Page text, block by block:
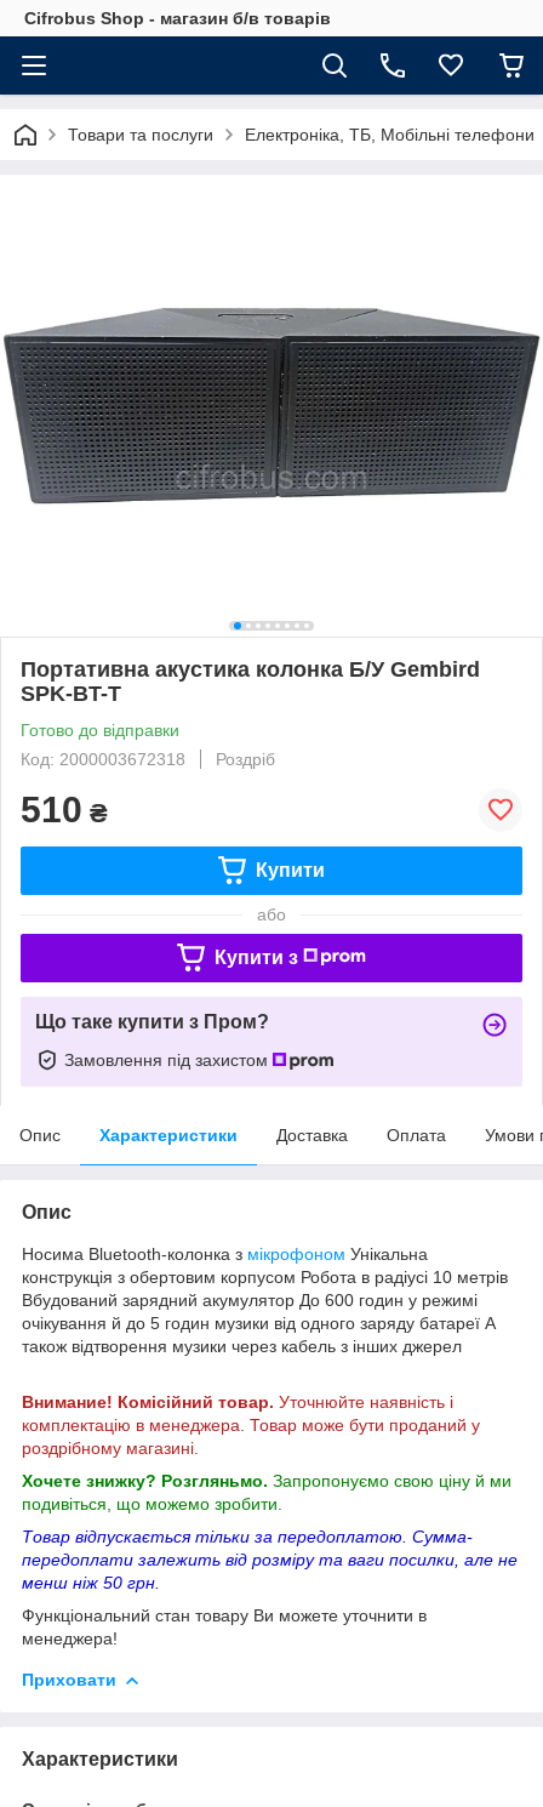
Cifrobus Shop - магазин б/в товарів
Товари та послуги Електроніка, ТБ, Мобільні телефони
Портативна акустика колонка Б/У Gembird
SPK-BT-T
Готово до відправки
Код: 2000003672318
Роздріб
510 ₴
Купити
або
Купити з
Що таке купити з Пром?
Замовлення під захистом
Опис Характеристики Доставка Оплата Умови
Опис
Носима Bluetooth-колонка з мікрофоном Унікальна
конструкція з обертовим корпусом Робота в радіусі 10 метрів
Вбудований зарядний акумулятор До 600 годин у режимі
очікування й до 5 годин музики від одного заряду батареї А
також відтворення музики через кабель з інших джерел
Внимание! Комісійний товар. Уточнюйте наявність і
комплектацію в менеджера. Товар може бути проданий у
роздрібному магазині.
Хочете знижку? Розгляньмо. Запропонуємо свою ціну й ми
подивіться, що можемо зробити.
Товар відпускається тільки за передоплатою. Сумма-
передоплати залежить від розміру та ваги посилки, але не
менш ніж 50 грн.
Функціональний стан товару Ви можете уточнити в
менеджера!
Приховати
Характеристики